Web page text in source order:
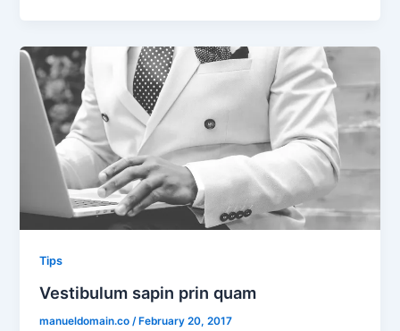
Tips
Vestibulum sapin prin quam
manueldomain.co/ February 20, 2017